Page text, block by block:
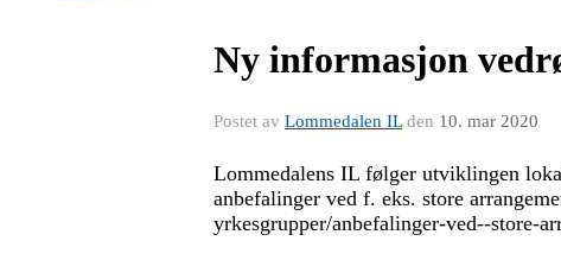
Ny informasjon
Postet av Lommedalen ILden 10. mar 2020
Lommedalens IL følger utviklingen
anbefalinger ved f. eks. store
yrkesgrupper/anbefalinger-ved--store-